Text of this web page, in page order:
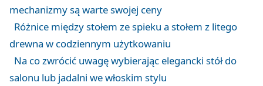
mechanizmy są warte swojej ceny
Różnice między stołem ze spieku a stołem z litego
drewna w codziennym użytkowaniu
Na co zwrócić uwagę wybierając elegancki stół do
salonu lub jadalni we włoskim stylu